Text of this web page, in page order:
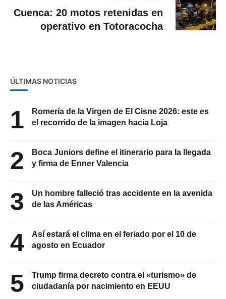
Cuenca: 20 motos retenidas en
operativo en Totoracocha
ÚLTIMAS NOTICIAS
1
Romería de la Virgen de El Cisne 2026: este es
el recorrido de la imagen hacia Loja
2
Boca Juniors define el itinerario para la llegada
y firma de Enner Valencia
3
Un hombre falleció tras accidente en la avenida
de las Américas
4
Así estará el clima en el feriado por el 10 de
agosto en Ecuador
5
Trump firma decreto contra el «turismo» de
ciudadanía por nacimiento en EEUU